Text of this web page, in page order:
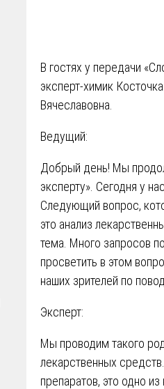
В гостях у передачи
эксперт-химик
Вячеславовна.
Ведущий:
Добрый день! Мы
эксперту». Сегодня у
Следующий вопрос,
это анализ
тема. Много запросов
просветить в этом
наших зрителей по
Эксперт:
Мы проводим такого
лекарственных
препаратов, это одно